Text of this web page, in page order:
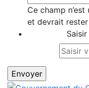
Ce champ
et devrait rester